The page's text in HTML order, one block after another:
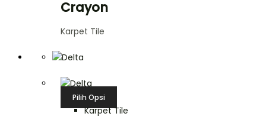
Crayon
Karpet Tile
Pilih Opsi
Karpet Tile